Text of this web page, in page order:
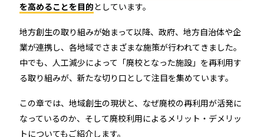
を高めることを目的としています。
地方創生の取り組みが始まって以降、政府、地方自治体や企
業が連携し、各地域でさまざまな施策が行われてきました。
中でも、人工減少によって「廃校となった施設」を再利用す
る取り組みが、新たな切り口として注目を集めています。
この章では、地域創生の現状と、なぜ廃校の再利用が活発に
なっているのか、そして廃校利用によるメリット・デメリッ
トについてもご紹介します。
ホテルや宿泊施設に導入するスマートロックの選び方
とポイントを解説
Apple ウォレットを使った宿泊施設のキーレス化と